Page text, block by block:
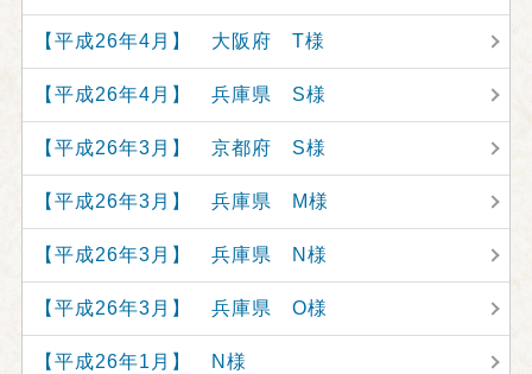
【平成26年4月】 大阪府 T様
【平成26年4月】 兵庫県 S様
【平成26年3月】 京都府 S様
【平成26年3月】 兵庫県 M様
【平成26年3月】 兵庫県 N様
【平成26年3月】 兵庫県 O様
【平成26年1月】 N様